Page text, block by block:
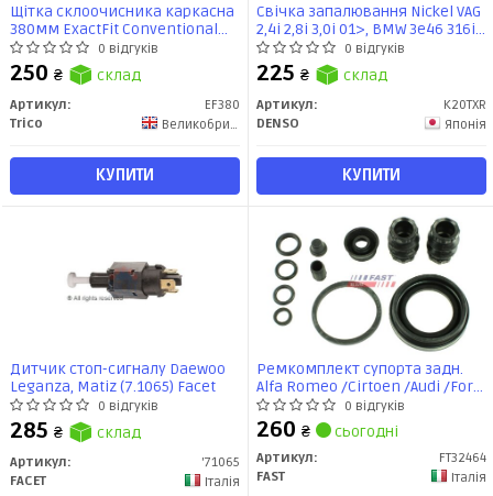
Щітка склоочисника каркасна
380мм ExactFit Сonventional
(EF380) TRICO0 відгуків
250 ₴ склад
Артикул:
EF380
Trico
Великобритания
КУПИТИ
Свічка запалювання Nickel VAG
2,4i 2,8i 3,0i 01>, BMW 3e46 316i
320i 325i 330i (K20TXR) DENSO
0 відгуків
225 ₴ склад
Артикул:
K20TXR
DENSO
Японія
КУПИТИ
Дитчик стоп-сигналу Daewoo
Leganza, Matiz (7.1065) Facet
0 відгуків
285 ₴ склад
Артикул:
'71065
FACET
Італія
Ремкомплект супорта задн.
Alfa Romeo /Cirtoen /Audi /Ford
/Opel /Renault /VW (Lucas
38mm) (FT32464) Fast
0 відгуків
260 ₴ сьогодні
Артикул:
FT32464
FAST
Італія